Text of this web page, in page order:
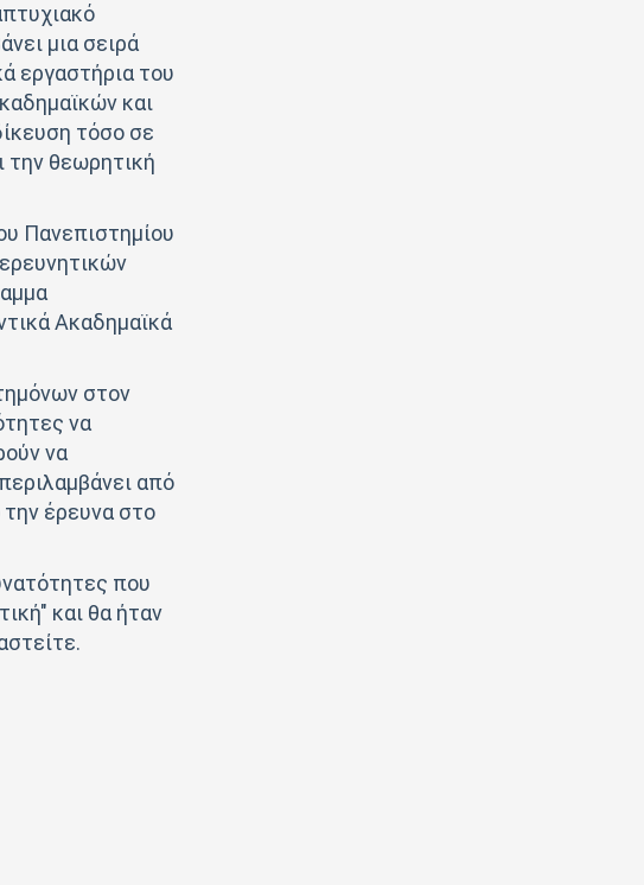
μια σειρά
εργαστήρια του
και
τόσο σε
την θεωρητική
Πανεπιστημίου
Ακαδημαϊκά
στον
να
να
από
την έρευνα στο
που
και θα ήταν